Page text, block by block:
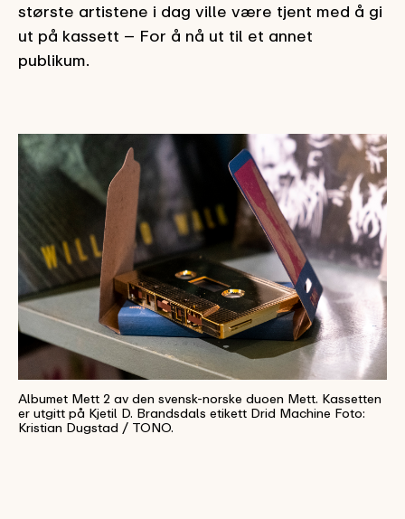
største artistene i dag ville være tjent med å gi
ut på kassett – For å nå ut til et annet
publikum.
Albumet Mett 2 av den svensk-norske duoen Mett. Kassetten
er utgitt på Kjetil D. Brandsdals etikett Drid Machine Foto:
Kristian Dugstad / TONO.